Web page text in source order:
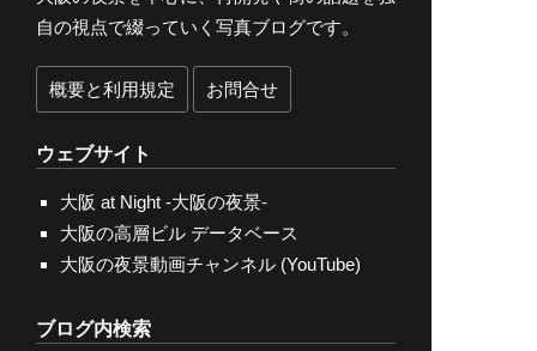
自の視点で綴っていく写真ブログです。
概要と利用規定 お問合せ
ウェブサイト
大阪 at Night -大阪の夜景-
大阪の高層ビル データベース
大阪の夜景動画チャンネル (YouTube)
ブログ内検索